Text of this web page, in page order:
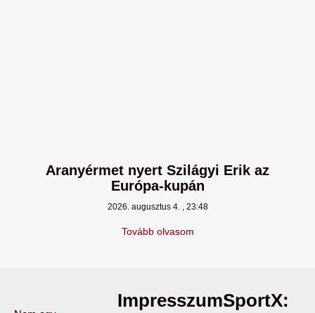
Aranyérmet nyert Szilágyi Erik az
Európa-kupán
2026. augusztus 4. 23:48
Tovább olvasom
Impresszum:SportX: